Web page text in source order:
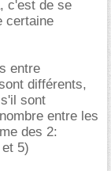
c'est de se
certaine
entre
différents,
sont
entre les
des 2:
5)